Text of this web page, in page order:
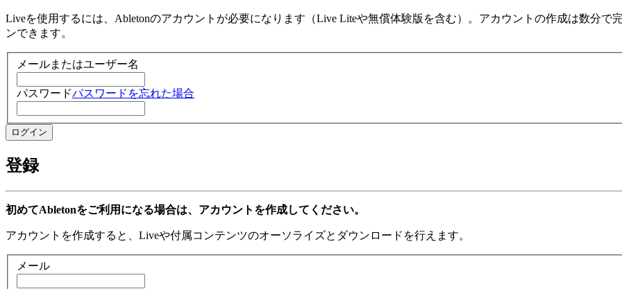
Liveを使用するには、Abletonのアカウントが必要になります（Live Liteや無償体験版を含む）。アカウントの作成は数分
ンできます。
メールまたはユーザー名
パスワードパスワードを忘れた場合
登録
初めてAbletonをご利用になる場合は、アカウントを作成してください。
アカウントを作成すると、Liveや付属コンテンツのオーソライズとダウンロードを行えます。
メール